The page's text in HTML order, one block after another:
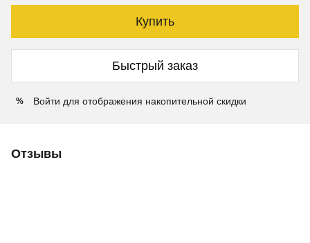
Купить
Быстрый заказ
% Войти для отображения накопительной скидки
Отзывы